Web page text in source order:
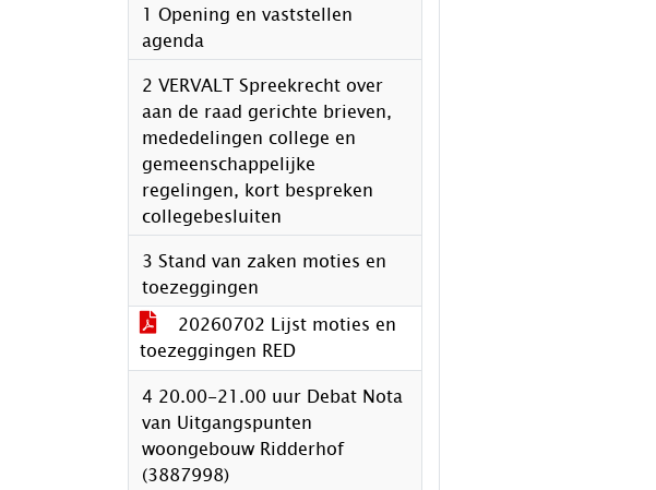
1 Opening en vaststellen
agenda
2 VERVALT Spreekrecht over
aan de raad gerichte brieven,
mededelingen college en
gemeenschappelijke
regelingen, kort bespreken
collegebesluiten
3 Stand van zaken moties en
toezeggingen
20260702 Lijst moties en
toezeggingen RED
4 20.00-21.00 uur Debat Nota
van Uitgangspunten
woongebouw Ridderhof
(3887998)